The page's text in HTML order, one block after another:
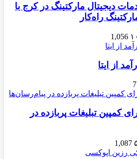
دیجیتال مارکتینگ در کرج با
راه‌کار
۱۰ 1,056
از ایتا
کمپین تبلیغات پربازده در
1,087